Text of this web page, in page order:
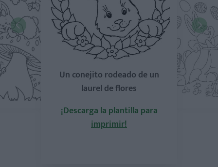
Un conejito rodeado de un
laurel de flores
¡Descarga la plantilla para
imprimir!